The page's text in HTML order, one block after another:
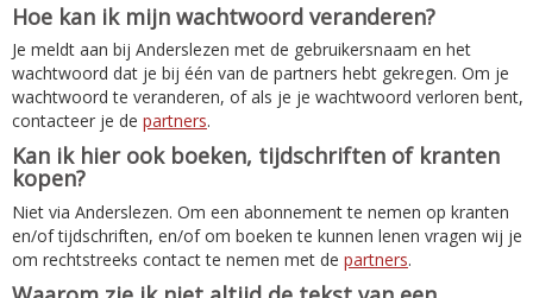
Hoe kan ik mijn wachtwoord veranderen?
Je meldt aan bij Anderslezen met de gebruikersnaam en het
wachtwoord dat je bij één van de partners hebt gekregen. Om je
wachtwoord te veranderen, of als je je wachtwoord verloren bent,
contacteer je de partners.
Kan ik hier ook boeken, tijdschriften of kranten
kopen?
Niet via Anderslezen. Om een abonnement te nemen op kranten
en/of tijdschriften, en/of om boeken te kunnen lenen vragen wij je
om rechtstreeks contact te nemen met de partners.